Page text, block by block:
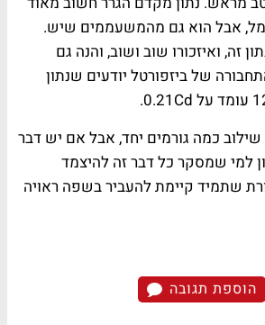
אבל הוא גם מהמשעממים שיש.
זה, ואיזכורו שוב ושוב, והנה גם
של ביזפורטל יודעים שנתון
0.21Cd
.
שילוב כמה גורמים יחד, אבל אם יש דבר
למי שמסקר כל דבר זה להיצמד
שתמיד קיימת להעביר בשפה ראויה
הוספת תגובה